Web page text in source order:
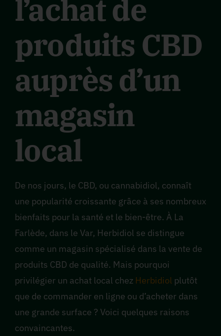
l’achat de
produits CBD
auprès d’un
magasin
local
De nos jours, le CBD, ou cannabidiol, connaît
une popularité croissante grâce à ses nombreux
bienfaits pour la santé et le bien-être. À La
Farlède, dans le Var, Herbidiol se distingue
comme un magasin spécialisé dans la vente de
produits CBD de qualité. Mais pourquoi
privilégier un achat local chez Herbidiol plutôt
que de commander en ligne ou d’acheter dans
une grande surface ? Voici quelques raisons
convaincantes.